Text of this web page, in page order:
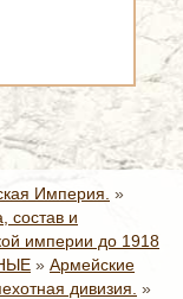
Империя. »
состав и
империи до 1918
» Армейские
дивизия. »